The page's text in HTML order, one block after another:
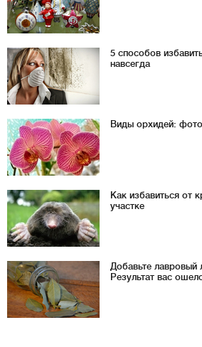
5 способов
навсегда
Виды орхидей:
Как избавиться от
участке
Добавьте лавровый
Результат вас